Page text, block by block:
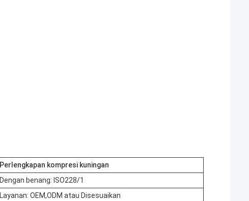
Perlengkapan kompresi kuningan
Dengan benang: ISO228/1
Layanan: OEM,ODM atau Disesuaikan